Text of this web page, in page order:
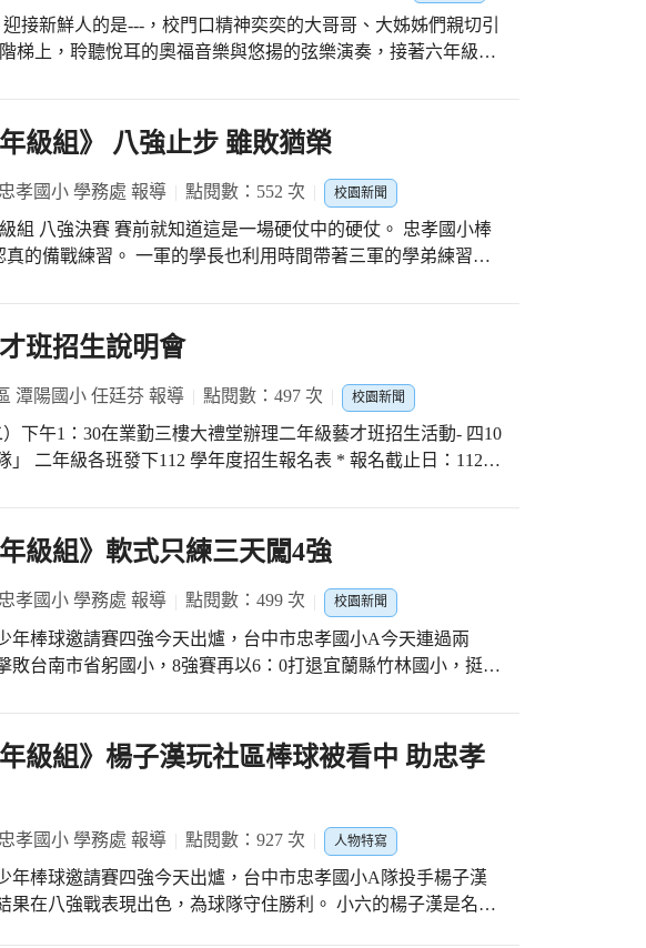
接新鮮人的是---，校門口精神奕奕的大哥哥、大姊姊們親切引
梯上，聆聽悅耳的奧福音樂與悠揚的弦樂演奏，接著六年級的
，正式成為慎齋大家庭的新鮮人。
級組》 八強止步 雖敗猶榮
孝國小 學務處 報導 點閱數：552 次 校園新聞
一場硬仗中的硬仗。 忠孝國小棒
真的備戰練習。 一軍的學長也利用時間帶著三軍的學弟練習。
續努力練習，期盼每天付出的努力，能夠在來年取得更好的成
加油！ #忠孝國小社團
班招生說明會
潭陽國小 任廷芬 報導 點閱數：497 次 校園新聞
下午1：30在業勤三樓大禮堂辦理二年級藝才班招生活動- 四10
」 二年級各班發下112 學年度招生報名表 * 報名截止日：112
暨舞臺表演機會 歡迎對音樂有興趣小朋友踴躍報名參加 歡迎加
感謝註冊翠蘭組長
班招生DM.
級組》軟式只練三天闖4強
孝國小 學務處 報導 點閱數：499 次 校園新聞
年棒球邀請賽四強今天出爐，台中市忠孝國小A今天連過兩
敗台南市省躬國小，8強賽再以6：0打退宜蘭縣竹林國小，挺進
、李禮恩接連敲出安打，接著兩次保送，加上對手守備發生失
補上2安打，單局灌進5分，3局下再添3分，省躬則是4局上追
。 忠孝A搶進8強，接著與竹林交手，同樣在首局就發動攻
打都帶回分數，對手又有失誤，許喆崴補上二壘安打，忠孝單
4局下再添2分保險，而兩任投手楊子漢4局、羅宇彥1局都無失
忠孝今年主要戰場在硬式，賴朝榮表示，諸羅山盃雖是軟式比
的大拜拜，因此還是決定參加，因平常都練硬式，軟式只練三
級組》楊子漢玩社區棒球被看中 助忠孝
孝國小 學務處 報導 點閱數：927 次 人物特寫
年棒球邀請賽四強今天出爐，台中市忠孝國小A隊投手楊子漢
果在八強戰表現出色，為球隊守住勝利。 小六的楊子漢是名左